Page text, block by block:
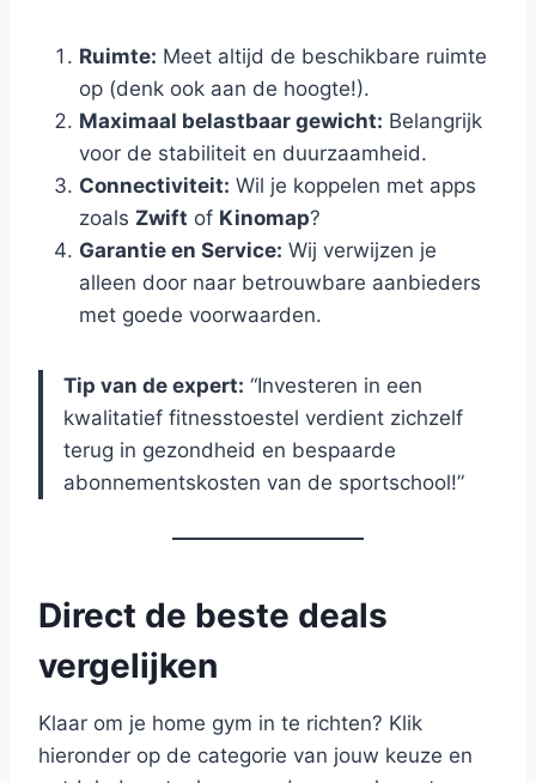
Ruimte: Meet altijd de beschikbare ruimte
op (denk ook aan de hoogte!).
Maximaal belastbaar gewicht: Belangrijk
voor de stabiliteit en duurzaamheid.
Connectiviteit: Wil je koppelen met apps
zoals Zwift of Kinomap?
Garantie en Service: Wij verwijzen je
alleen door naar betrouwbare aanbieders
met goede voorwaarden.
Tip van de expert: “Investeren in een
kwalitatief fitnesstoestel verdient zichzelf
terug in gezondheid en bespaarde
abonnementskosten van de sportschool!”
Direct de beste deals
vergelijken
Klaar om je home gym in te richten? Klik
hieronder op de categorie van jouw keuze en